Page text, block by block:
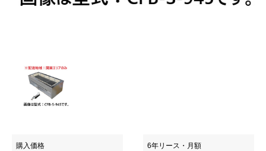
購入価格 6年リース・月額